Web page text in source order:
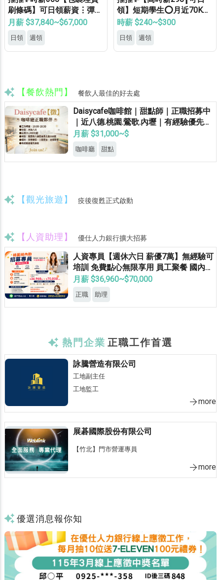
刷條碼】可日領薪資⋮彈性
加班⋮免健檢⋮免無塵⋮免
月薪 $37,840~$67,000
日領 週領
領】短期學生⭕月近70K✅
可周領✅長期學生✅等當兵
時薪 $240~$300
日領 週領
【餐飲熱門】 餐飲人最佳的好去處
Daisycafe咖啡館｜甜點師｜正職招募中
｜近八德.桃園.鶯歌.內壢｜有經驗優先錄
取
月薪 $31,000~$
咖啡廳 甜點
【觀光旅遊】 疫後復甦正式啟動
【人資助理】 優仕人力銀行擴大招募
人資專員【週休六日 薪優7萬】無經驗可
培訓 免費點心無限享用 員工聚餐 國內外
員旅 獎金無上限
月薪 $36,960~$70,000
正職 助理
熱門企業 正職工作首選
詠騰營造有限公司
工地副主任
工地監工
more
展碁國際股份有限公司
【竹北】門市營運專員
more
優選消息報你知